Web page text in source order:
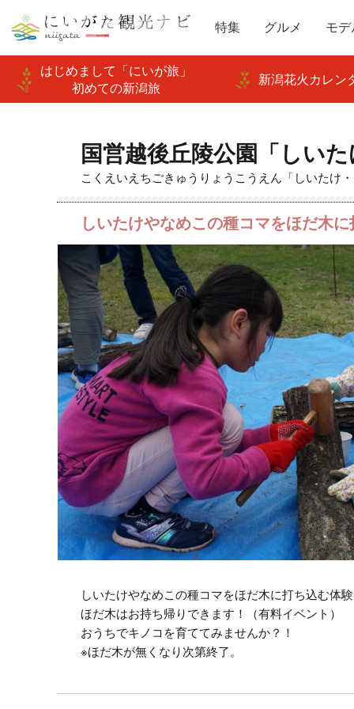
特集 グルメ モデ
はじめまして「にいが旅」
初めての新潟旅
新潟花火カレン
国営越後丘陵公園「しい
こくえいえちごきゅうりょうこうえん「しいたけ
しいたけやなめこの種コマをほだ木
しいたけやなめこの種コマをほだ木に打ち込む体
ほだ木はお持ち帰りできます！（有料イベント）
おうちでキノコを育ててみませんか？！
※ほだ木が無くなり次第終了。